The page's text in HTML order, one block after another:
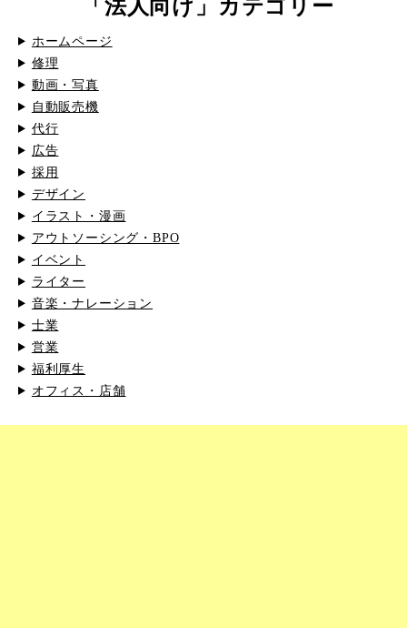
「法人向け」カテゴリー
ホームページ
修理
動画・写真
自動販売機
代行
広告
採用
デザイン
イラスト・漫画
アウトソーシング・BPO
イベント
ライター
音楽・ナレーション
士業
営業
福利厚生
オフィス・店舗